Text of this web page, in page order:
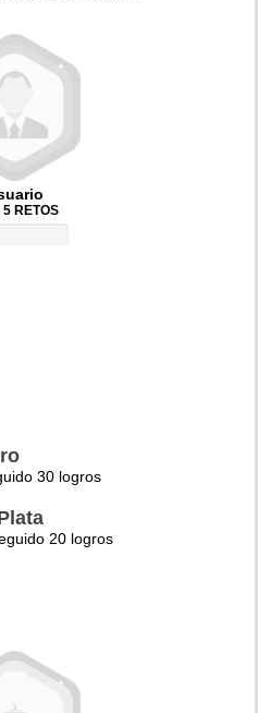
5 RETOS
30 logros
20 logros